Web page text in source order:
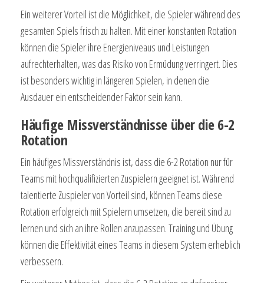
Ein weiterer Vorteil ist die Möglichkeit, die Spieler während des
gesamten Spiels frisch zu halten. Mit einer konstanten Rotation
können die Spieler ihre Energieniveaus und Leistungen
aufrechterhalten, was das Risiko von Ermüdung verringert. Dies
ist besonders wichtig in längeren Spielen, in denen die
Ausdauer ein entscheidender Faktor sein kann.
Häufige Missverständnisse über die 6-2
Rotation
Ein häufiges Missverständnis ist, dass die 6-2 Rotation nur für
Teams mit hochqualifizierten Zuspielern geeignet ist. Während
talentierte Zuspieler von Vorteil sind, können Teams diese
Rotation erfolgreich mit Spielern umsetzen, die bereit sind zu
lernen und sich an ihre Rollen anzupassen. Training und Übung
können die Effektivität eines Teams in diesem System erheblich
verbessern.